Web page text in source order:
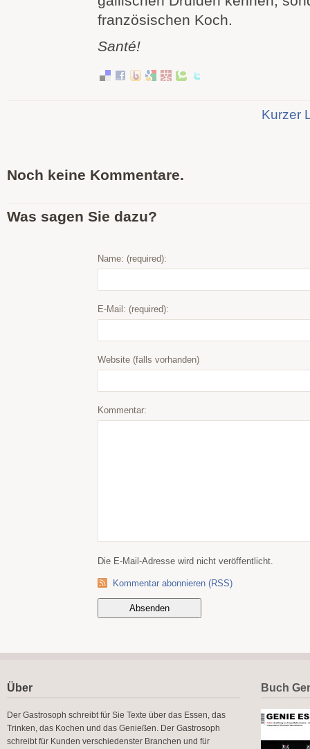
französischen Koch.
Santé!
Kurzer
Noch keine Kommentare.
Was sagen Sie dazu?
Name: (required):
E-Mail: (required):
Website (falls vorhanden)
Kommentar:
Die E-Mail-Adresse wird nicht veröffentlicht.
Kommentar abonnieren (RSS)
Über
Der Gastrosoph schreibt für Sie Texte über das Essen, das
Trinken, das Kochen und das Genießen. Der Gastrosoph
schreibt für Kunden verschiedenster Branchen und für
Buch